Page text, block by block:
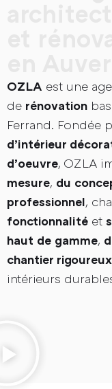
OZLA est une
de rénovation
Ferrand. Fondée
d’intérieur
d’oeuvre, OZLA
mesure, du
professionnel,
fonctionnalité et
haut de gamme,
chantier rigoureux
intérieurs